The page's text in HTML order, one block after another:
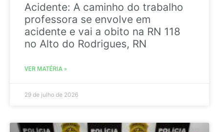
Acidente: A caminho do trabalho
professora se envolve em
acidente e vai a obito na RN 118
no Alto do Rodrigues, RN
VER MATÉRIA »
29 de julho de 2026